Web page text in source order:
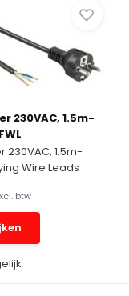
230VAC, 1.5m-
230VAC, 1.5m-
Wire Leads
btw